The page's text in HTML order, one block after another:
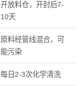
开放料仓，开封后7-
10天
原料经管线混合，可
能污染
每日2-3次化学清洗